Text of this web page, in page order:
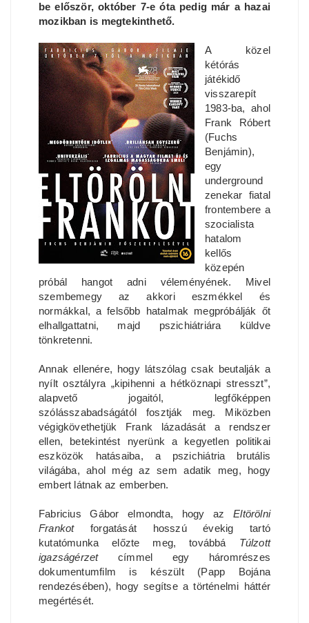
be először, október 7-e óta pedig már a hazai
mozikban is megtekinthető.
A közel
kétórás
játékidő
visszarepít
1983-ba, ahol
Frank Róbert
(Fuchs
Benjámin),
egy
underground
zenekar fiatal
frontembere a
szocialista
hatalom
kellős
közepén
próbál hangot adni véleményének. Mivel
szembemegy az akkori eszmékkel és
normákkal, a felsőbb hatalmak megpróbálják őt
elhallgattatni, majd pszichiátriára küldve
tönkretenni.
Annak ellenére, hogy látszólag csak beutalják a
nyílt osztályra „kipihenni a hétköznapi stresszt”,
alapvető jogaitól, legfőképpen
szólásszabadságától fosztják meg. Miközben
végigkövethetjük Frank lázadását a rendszer
ellen, betekintést nyerünk a kegyetlen politikai
eszközök hatásaiba, a pszichiátria brutális
világába, ahol még az sem adatik meg, hogy
embert látnak az emberben.
Fabricius Gábor elmondta, hogy azEltörölni
Frankotforgatását hosszú évekig tartó
kutatómunka előzte meg, továbbá Túlzott
igazságérzetcímmel egy háromrészes
dokumentumfilm is készült (Papp Bojána
rendezésében), hogy segítse a történelmi háttér
megértését.